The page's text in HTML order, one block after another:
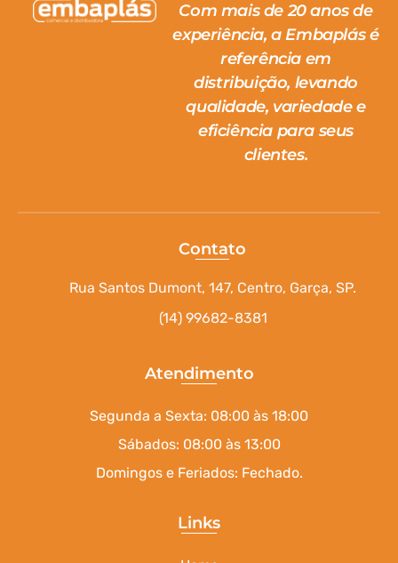
Com mais de 20 anos de
experiência, a Embaplás é
referência em
distribuição, levando
qualidade, variedade e
eficiência para seus
clientes.
Contato
Rua Santos Dumont, 147, Centro, Garça, SP.
(14) 99682-8381
Atendimento
Segunda a Sexta: 08:00 às 18:00
Sábados: 08:00 às 13:00
Domingos e Feriados: Fechado.
Links